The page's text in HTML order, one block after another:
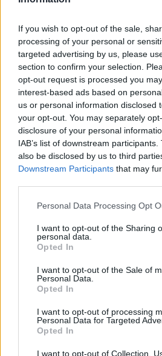
If you wish to opt-out of the sale,
processing of your personal or
targeted advertising by us, please
section to confirm your selection.
opt-out request is processed you
interest-based ads based on
us or personal information disclosed
your opt-out. You may separately
disclosure of your personal
IAB’s list of downstream
also be disclosed by us to third
Downstream Participants that may
Personal Data Processing Opt
I want to opt-out of the Sharing
personal data.
Opted In
I want to opt-out of the Sale of
Personal Data.
Opted In
I want to opt-out of processing
Personal Data for Targeted
Opted In
I want to opt-out of Collection,
ULTIMI ARTICOLI
Concerto di una
Schio: il Parco
salotto musicale
Montecchio
Romeo arrivano
EVENTI
Ferragosto: